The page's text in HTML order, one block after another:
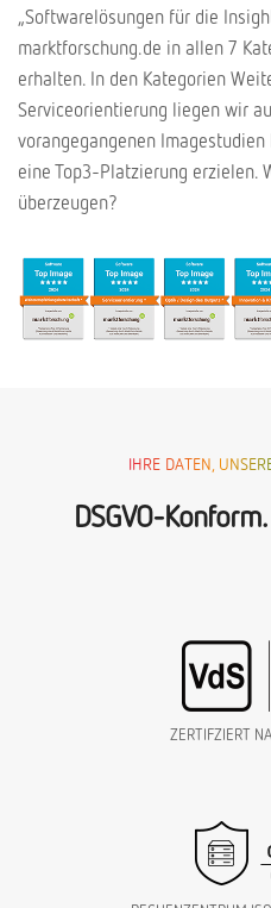
„Softwarelösungen für die
marktforschung.de in allen 7
erhalten. In den Kategorien
Serviceorientierung liegen wir
vorangegangenen
eine Top3-Platzierung erzielen.
überzeugen?
IHRE DATEN,
DSGVO-
ZERTIFZIERT